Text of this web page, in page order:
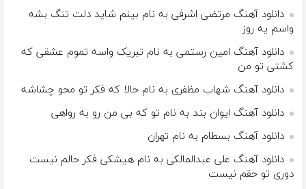
دانلود آهنگ مرتضی اشرفی به نام بینم شاید دلت تنگ بشه
واسم یه روز
دانلود آهنگ امین رستمی به نام تبریک واسه تموم عشقی که
کشتی تو من
دانلود آهنگ شهاب مظفری به نام حالا که فکر تو محو چشاشه
دانلود آهنگ ایوان بند به نام تو که بی من رو به رواهی
دانلود آهنگ بسطام به نام تهران
دانلود آهنگ علی عبدالمالکی به نام هیشکی فکر حالم نیست
دوری تو حقم نیست